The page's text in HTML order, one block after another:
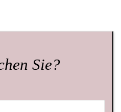
Sie?